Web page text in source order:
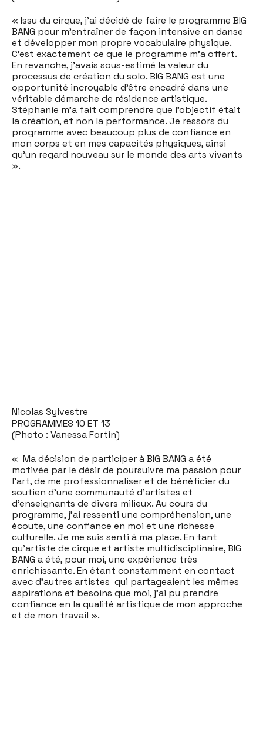
« Issu du cirque, j’ai décidé de faire le programme BIG
BANG pour m’entraîner de façon intensive en danse
et développer mon propre vocabulaire physique.
C’est exactement ce que le programme m’a offert.
En revanche, j’avais sous-estimé la valeur du
processus de création du solo. BIG BANG est une
opportunité incroyable d’être encadré dans une
véritable démarche de résidence artistique.
Stéphanie m’a fait comprendre que l’objectif était
la création, et non la performance. Je ressors du
programme avec beaucoup plus de confiance en
mon corps et en mes capacités physiques, ainsi
qu’un regard nouveau sur le monde des arts vivants
».
Nicolas Sylvestre
PROGRAMMES 10 ET 13
(Photo : Vanessa Fortin)
« Ma décision de participer à BIG BANG a été
motivée par le désir de poursuivre ma passion pour
l'art, de me professionnaliser et de bénéficier du
soutien d'une communauté d'artistes et
d'enseignants de divers milieux. Au cours du
programme, j'ai ressenti une compréhension, une
écoute, une confiance en moi et une richesse
culturelle. Je me suis senti à ma place. En tant
qu'artiste de cirque et artiste multidisciplinaire, BIG
BANG a été, pour moi, une expérience très
enrichissante. En étant constamment en contact
avec d'autres artistes qui partageaient les mêmes
aspirations et besoins que moi, j'ai pu prendre
confiance en la qualité artistique de mon approche
et de mon travail ».